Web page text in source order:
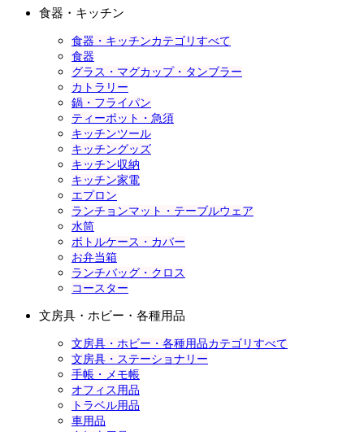
食器・キッチン
食器・キッチンカテゴリすべて
食器
グラス・マグカップ・タンブラー
カトラリー
鍋・フライパン
ティーポット・急須
キッチンツール
キッチングッズ
キッチン収納
キッチン家電
エプロン
ランチョンマット・テーブルウェア
水筒
ボトルケース・カバー
お弁当箱
ランチバッグ・クロス
コースター
文房具・ホビー・各種用品
文房具・ホビー・各種用品カテゴリすべて
文房具・ステーショナリー
手帳・メモ帳
オフィス用品
トラベル用品
車用品